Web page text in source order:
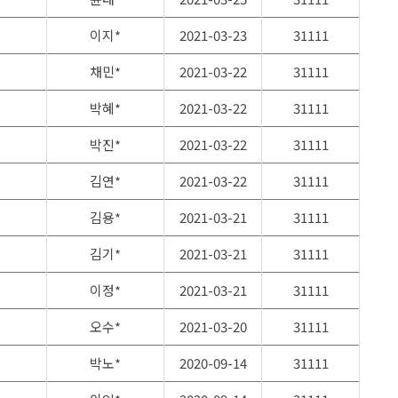
이지*
2021-03-23
31111
채민*
2021-03-22
31111
박혜*
2021-03-22
31111
박진*
2021-03-22
31111
김연*
2021-03-22
31111
김용*
2021-03-21
31111
김기*
2021-03-21
31111
이정*
2021-03-21
31111
오수*
2021-03-20
31111
박노*
2020-09-14
31111